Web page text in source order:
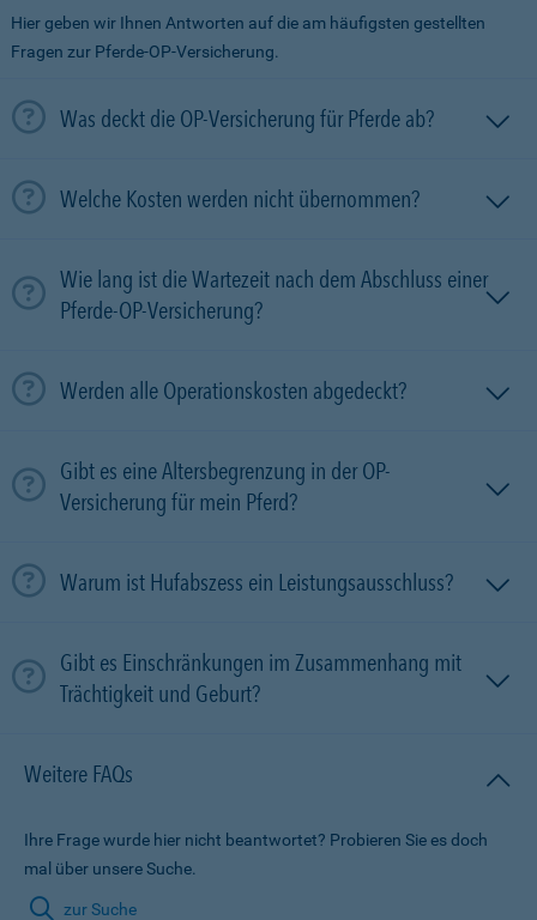
Hier geben wir Ihnen Antworten auf die am häufigsten gestellten
Fragen zur Pferde-OP-Versicherung.
Was deckt die OP-Versicherung für Pferde ab?
Welche Kosten werden nicht übernommen?
Wie lang ist die Wartezeit nach dem Abschluss einer
Pferde-OP-Versicherung?
Werden alle Operationskosten abgedeckt?
Gibt es eine Altersbegrenzung in der OP-
Versicherung für mein Pferd?
Warum ist Hufabszess ein Leistungsausschluss?
Gibt es Einschränkungen im Zusammenhang mit
Trächtigkeit und Geburt?
Weitere FAQs
Ihre Frage wurde hier nicht beantwortet? Probieren Sie es doch
mal über unsere Suche.
zur Suche